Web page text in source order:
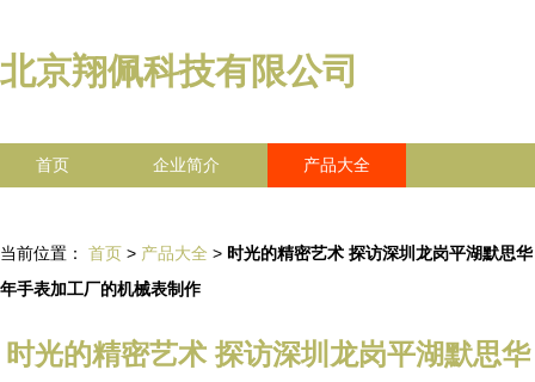
北京翔佩科技有限公司
首页 企业简介 产品大全
当前位置： 首页 > 产品大全 > 时光的精密艺术 探访深圳龙岗平湖默思华
年手表加工厂的机械表制作
时光的精密艺术 探访深圳龙岗平湖默思华